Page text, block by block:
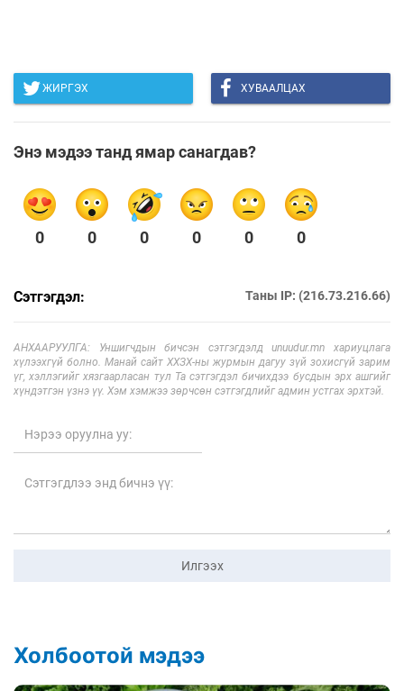
ЖИРГЭХ ХУВААЛЦАХ
Энэ мэдээ танд ямар санагдав?
0 0 0 0 0 0
Сэтгэгдэл: Таны IP: (216.73.216.66)
АНХААРУУЛГА: Уншигчдын бичсэн сэтгэгдэлд unuudur.mn хариуцлага
хүлээхгүй болно. Манай сайт ХХЗХ-ны журмын дагуу зүй зохисгүй зарим
үг, хэллэгийг хязгаарласан тул Та сэтгэгдэл бичихдээ бусдын эрх ашгийг
хүндэтгэн үзнэ үү. Хэм хэмжээ зөрчсөн сэтгэгдлийг админ устгах эрхтэй.
Илгээх
Холбоотой мэдээ